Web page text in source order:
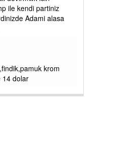
deniz kenarına
o
lom festivalleri
diyor